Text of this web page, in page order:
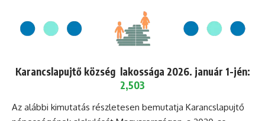
Karancslapujtő község lakossága 2026. január 1-jén:
2,503
Az alábbi kimutatás részletesen bemutatja Karancslapujtő